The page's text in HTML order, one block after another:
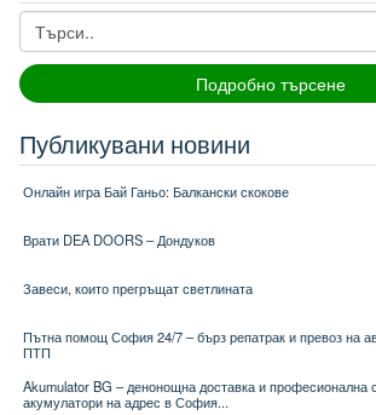
Подробно търсене
Публикувани новини
Онлайн игра Бай Ганьо: Балкански скокове
Врати DEA DOORS – Дондуков
Завеси, които прегръщат светлината
Пътна помощ София 24/7 – бърз репатрак и превоз на
ПТП
Akumulator BG – денонощна доставка и професионална
акумулатори на адрес в София...